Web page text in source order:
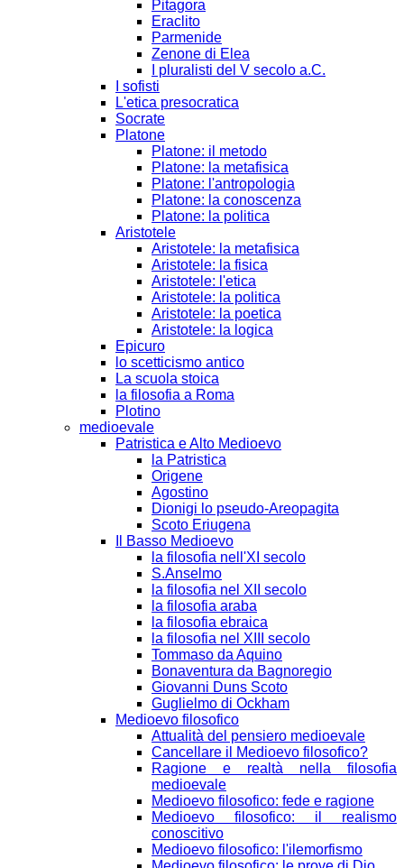
Pitagora
Eraclito
Parmenide
Zenone di Elea
I pluralisti del V secolo a.C.
I sofisti
L'etica presocratica
Socrate
Platone
Platone: il metodo
Platone: la metafisica
Platone: l'antropologia
Platone: la conoscenza
Platone: la politica
Aristotele
Aristotele: la metafisica
Aristotele: la fisica
Aristotele: l'etica
Aristotele: la politica
Aristotele: la poetica
Aristotele: la logica
Epicuro
lo scetticismo antico
La scuola stoica
la filosofia a Roma
Plotino
medioevale
Patristica e Alto Medioevo
la Patristica
Origene
Agostino
Dionigi lo pseudo-Areopagita
Scoto Eriugena
Il Basso Medioevo
la filosofia nell'XI secolo
S.Anselmo
la filosofia nel XII secolo
la filosofia araba
la filosofia ebraica
la filosofia nel XIII secolo
Tommaso da Aquino
Bonaventura da Bagnoregio
Giovanni Duns Scoto
Guglielmo di Ockham
Medioevo filosofico
Attualità del pensiero medioevale
Cancellare il Medioevo filosofico?
Ragione e realtà nella filosofia
medioevale
Medioevo filosofico: fede e ragione
Medioevo filosofico: il realismo
conoscitivo
Medioevo filosofico: l'ilemorfismo